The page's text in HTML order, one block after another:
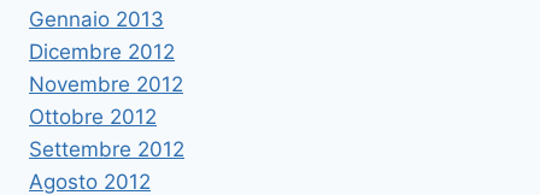
Gennaio 2013
Dicembre 2012
Novembre 2012
Ottobre 2012
Settembre 2012
Agosto 2012